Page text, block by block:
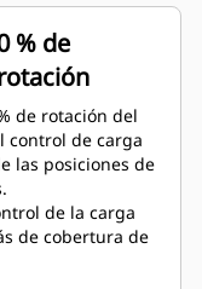
% de
de rotación del
control de carga
las posiciones de
de la carga
de cobertura de